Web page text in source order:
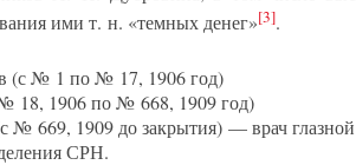
ими т. н. «темных денег»[3].
(с № 1 по № 17, 1906 год)
18, 1906 по № 668, 1909 год)
669, 1909 до закрытия) — врач глазной
СРН.